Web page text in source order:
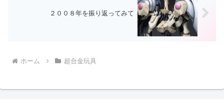
２００８年を振り返ってみて
ホーム 超合金玩具